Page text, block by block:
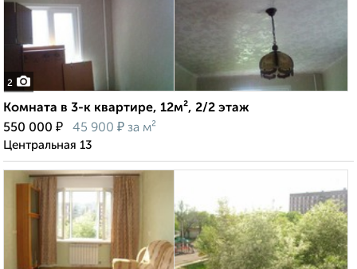
2
Комната в 3-к квартире, 12м², 2/2 этаж
550 000 ₽ 45 900 ₽ за м²
Центральная 13